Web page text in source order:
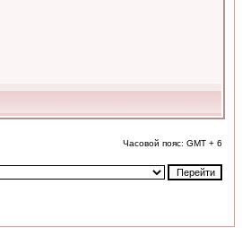
Часовой пояс: GMT + 6